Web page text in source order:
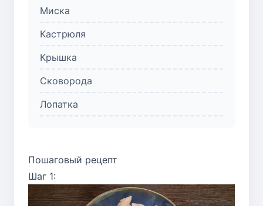
Миска
Кастрюля
Крышка
Сковорода
Лопатка
Пошаговый рецепт
Шаг 1: